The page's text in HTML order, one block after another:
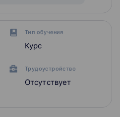
Тип обучения
Курс
Трудоустройство
Отсутствует